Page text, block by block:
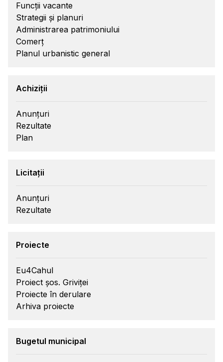
Funcții vacante
Strategii și planuri
Administrarea patrimoniului
Comerț
Planul urbanistic general
Achiziții
Anunțuri
Rezultate
Plan
Licitații
Anunțuri
Rezultate
Proiecte
Eu4Cahul
Proiect șos. Griviței
Proiecte în derulare
Arhiva proiecte
Bugetul municipal